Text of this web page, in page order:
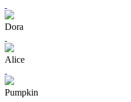
Dora
Alice
Pumpkin